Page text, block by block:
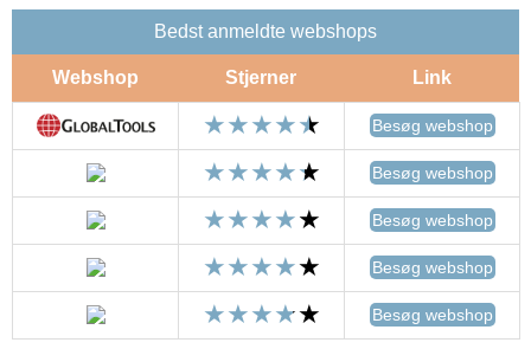
Bedst anmeldte webshops
Webshop Stjerner Link
Besøg webshop
Besøg webshop
Besøg webshop
Besøg webshop
Besøg webshop